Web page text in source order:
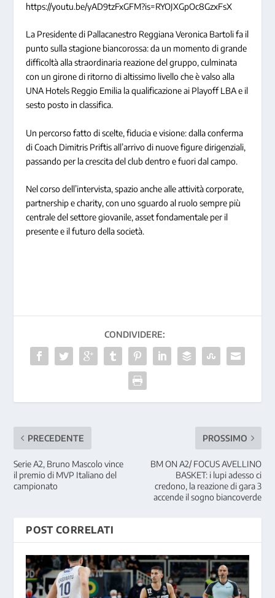
https://youtu.be/yAD9tzFxGFM?is=RYOJXGpOc8GzxFsX
La Presidente di Pallacanestro Reggiana Veronica Bartoli fa il
punto sulla stagione biancorossa: da un momento di grande
difficoltà alla straordinaria reazione del gruppo, culminata
con un girone di ritorno di altissimo livello che è valso alla
UNA Hotels Reggio Emilia la qualificazione ai Playoff LBA e il
sesto posto in classifica.
Un percorso fatto di scelte, fiducia e visione: dalla conferma
di Coach Dimitris Priftis all’arrivo di nuove figure dirigenziali,
passando per la crescita del club dentro e fuori dal campo.
Nel corso dell’intervista, spazio anche alle attività corporate,
partnership e charity, con uno sguardo al ruolo sempre più
centrale del settore giovanile, asset fondamentale per il
presente e il futuro della società.
CONDIVIDERE:
PRECEDENTE
Serie A2, Bruno Mascolo vince
il premio di MVP Italiano del
campionato
PROSSIMO
BM ON A2/ FOCUS AVELLINO
BASKET: i lupi adesso ci
credono, la reazione di gara 3
accende il sogno biancoverde
POST CORRELATI